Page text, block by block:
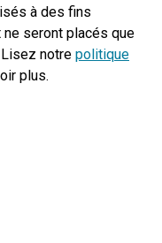
à des fins
seront placés que
notre politique
plus.